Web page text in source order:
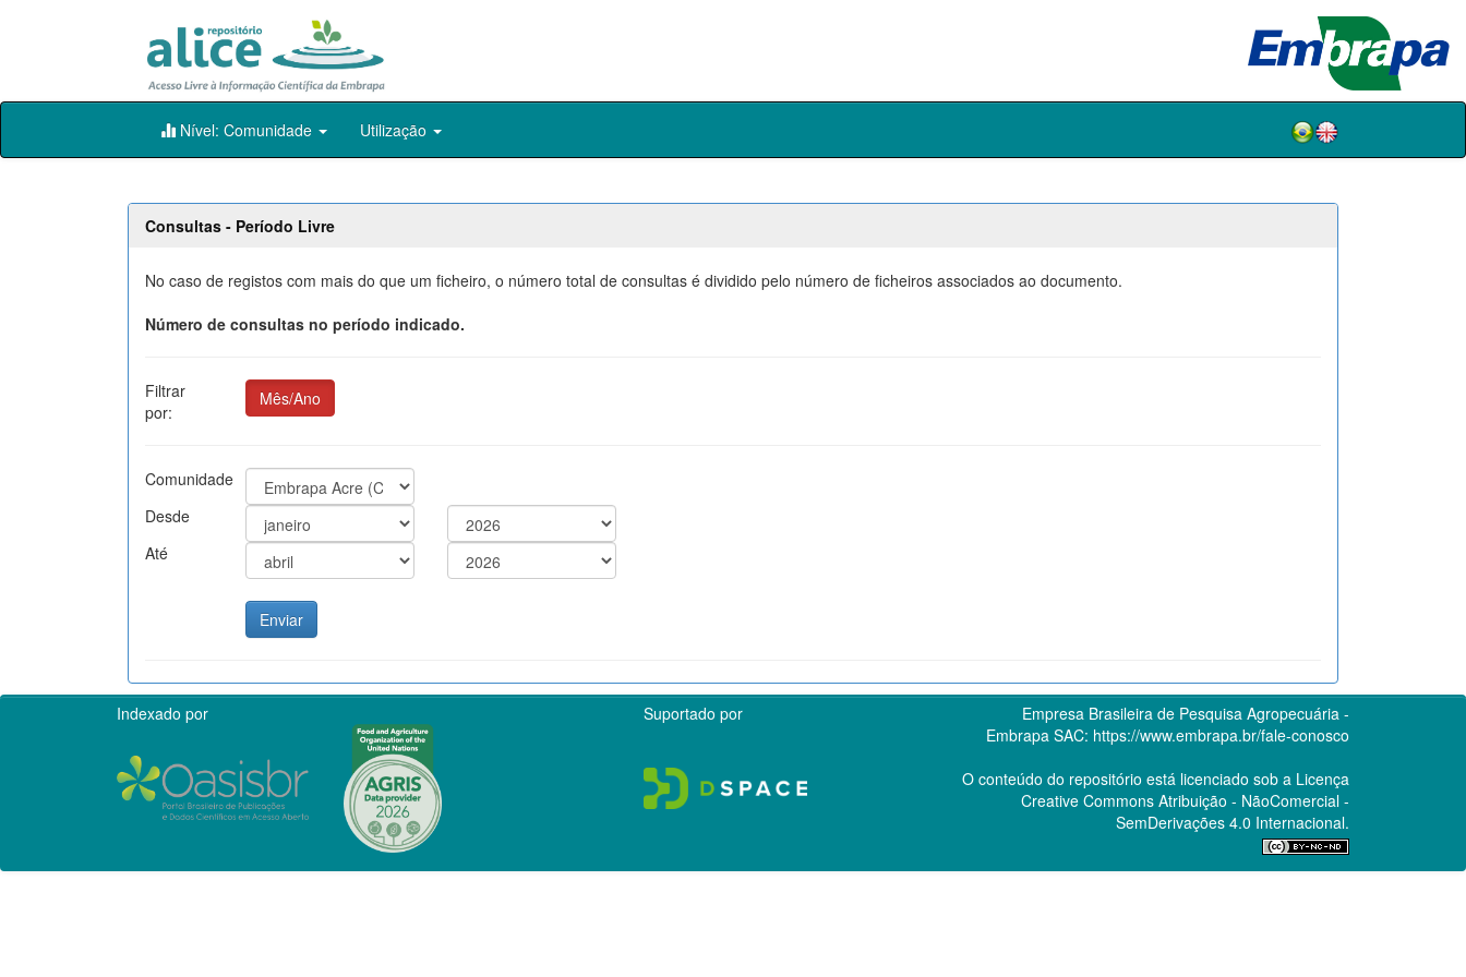
Skip
Nível: Comunidade Utilização
Consultas - Período Livre
No caso de registos com mais do que um ficheiro, o número total de consultas é dividido pelo número de ficheiros associados ao documento.
Número de consultas no período indicado.
Filtrar
por:
Mês/Ano
Comunidade
Desde
Até
Indexado por Suportado por
Empresa Brasileira de Pesquisa Agropecuária -
Embrapa SAC: https://www.embrapa.br/fale-conosco
O conteúdo do repositório está licenciado sob a Licença
Creative CommonsAtribuição - NãoComercial -
SemDerivações 4.0 Internacional.